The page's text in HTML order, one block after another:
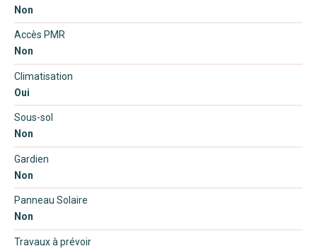
Non
Accès PMR
Non
Climatisation
Oui
Sous-sol
Non
Gardien
Non
Panneau Solaire
Non
Travaux à prévoir